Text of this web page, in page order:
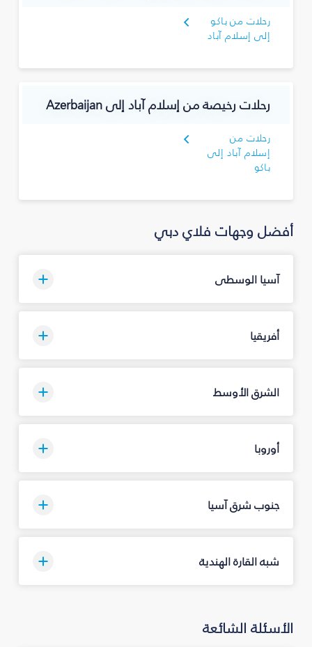
رحلات من باكو
إلى إسلام آباد
رحلات رخيصة من إسلام آباد إلى Azerbaijan
رحلات من
إسلام آباد إلى
باكو
أفضل وجهات فلاي دبي
آسيا الوسطى
أفريقيا
الشرق الأوسط
أوروبا
جنوب شرق آسيا
شبه القارة الهندية
الأسئلة الشائعة